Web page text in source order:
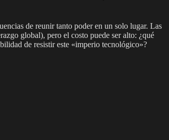
de reunir tanto poder en un solo lugar. Las
global), pero el costo puede ser alto: ¿qué
de resistir este «imperio tecnológico»?